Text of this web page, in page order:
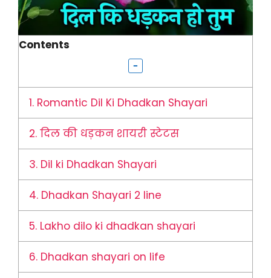
Contents
1. Romantic Dil Ki Dhadkan Shayari
2. दिल की धड़कन शायरी स्टेटस
3. Dil ki Dhadkan Shayari
4. Dhadkan Shayari 2 line
5. Lakho dilo ki dhadkan shayari
6. Dhadkan shayari on life